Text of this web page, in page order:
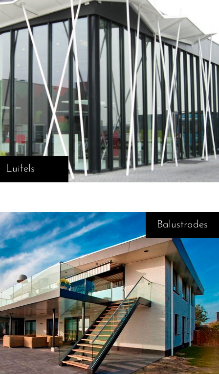
Luifels
Balustrades